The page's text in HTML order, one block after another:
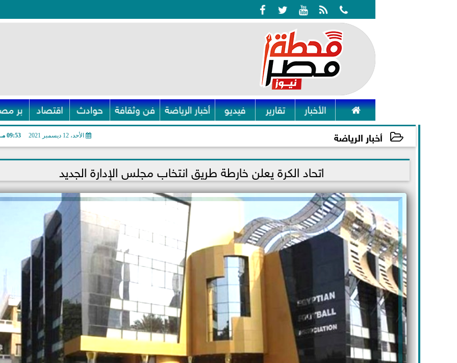
    
 الأخبار تقارير فيديو أخبار الرياضة فن وثقافة حوادث اقتصاد بر
أخبار الرياضة الأحد، 12 ديسمبر 2021 09:53 مـ
2021-12-12 21:53:05 اتحاد الكرة يعلن خارطة طريق انتخاب مجلس الإدارة الجديد